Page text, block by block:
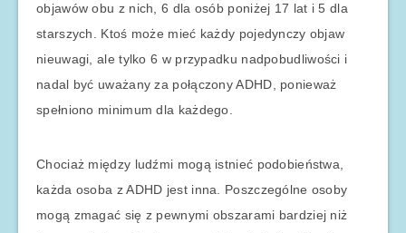
objawów obu z nich, 6 dla osób poniżej 17 lat i 5 dla
starszych. Ktoś może mieć każdy pojedynczy objaw
nieuwagi, ale tylko 6 w przypadku nadpobudliwości i
nadal być uważany za połączony ADHD, ponieważ
spełniono minimum dla każdego.
Chociaż między ludźmi mogą istnieć podobieństwa,
każda osoba z ADHD jest inna. Poszczególne osoby
mogą zmagać się z pewnymi obszarami bardziej niż